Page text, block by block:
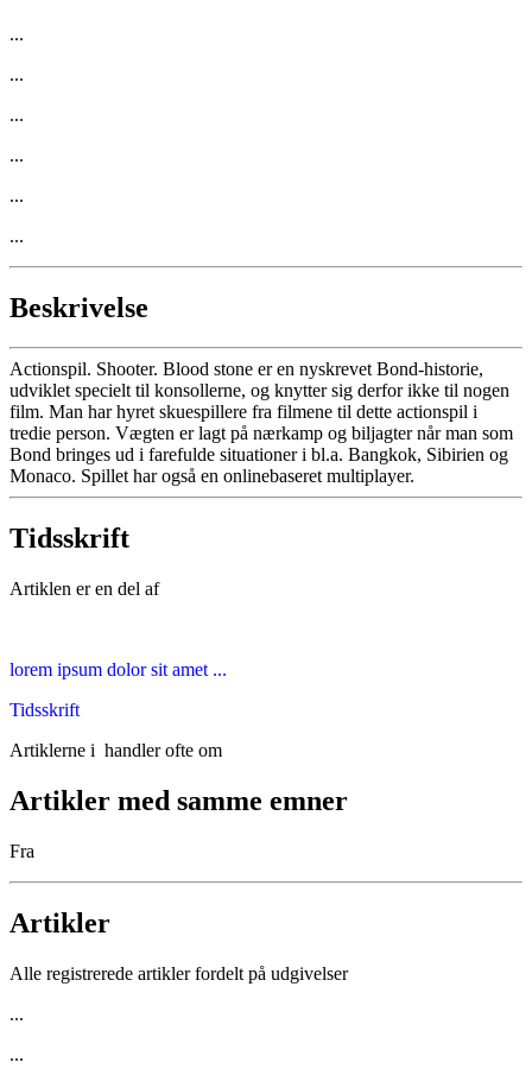
...
...
...
...
...
...
Beskrivelse
Actionspil. Shooter. Blood stone er en nyskrevet Bond-historie,
udviklet specielt til konsollerne, og knytter sig derfor ikke til nogen
film. Man har hyret skuespillere fra filmene til dette actionspil i
tredie person. Vægten er lagt på nærkamp og biljagter når man som
Bond bringes ud i farefulde situationer i bl.a. Bangkok, Sibirien og
Monaco. Spillet har også en onlinebaseret multiplayer.
Tidsskrift
Artiklen er en del af
lorem ipsum dolor sit amet ...
Tidsskrift
Artiklerne i handler ofte om
Artikler med samme emner
Fra
Artikler
Alle registrerede artikler fordelt på udgivelser
...
...